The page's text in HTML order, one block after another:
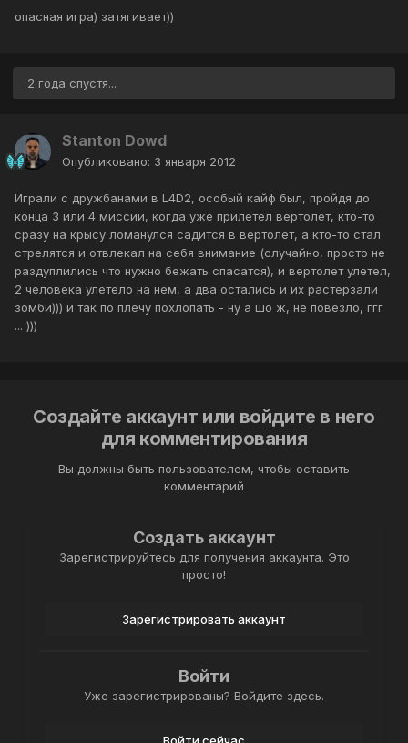
опасная игра) затягивает))
2 года спустя...
Stanton Dowd
Опубликовано: 3 января 2012
Играли с дружбанами в L4D2, особый кайф был, пройдя до
конца 3 или 4 миссии, когда уже прилетел вертолет, кто-то
сразу на крысу ломанулся садится в вертолет, а кто-то стал
стрелятся и отвлекал на себя внимание (случайно, просто не
раздуплились что нужно бежать спасатся), и вертолет улетел,
2 человека улетело на нем, а два остались и их растерзали
зомби))) и так по плечу похлопать - ну а шо ж, не повезло, ггг
... )))
Создайте аккаунт или войдите в него
для комментирования
Вы должны быть пользователем, чтобы оставить
комментарий
Создать аккаунт
Зарегистрируйтесь для получения аккаунта. Это
просто!
Зарегистрировать аккаунт
Войти
Уже зарегистрированы? Войдите здесь.